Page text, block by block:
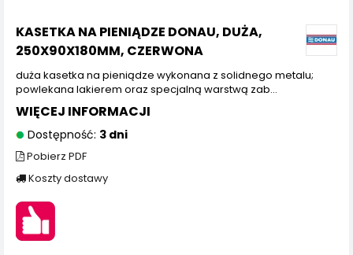
KASETKA NA PIENIĄDZE DONAU, DUŻA,
250X90X180MM, CZERWONA
duża kasetka na pieniądze wykonana z solidnego metalu;
powlekana lakierem oraz specjalną warstwą zab...
WIĘCEJ INFORMACJI
Dostępność: 3 dni
Pobierz PDF
Koszty dostawy